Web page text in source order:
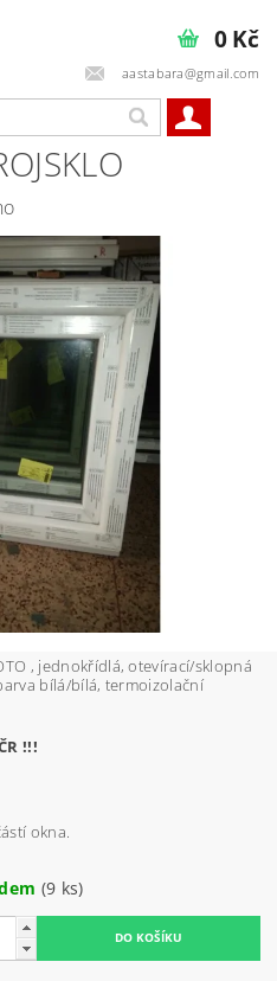
aastabara@gmail.com
0 Kč
, jednokřídlá, otevírací/sklopná
bílá/bílá, termoizolační
!!!
okna.
(9 ks)